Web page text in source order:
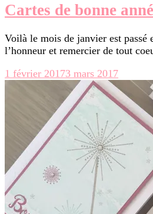
Cartes de bonne
Voilà le mois de janvier est passé
l’honneur et remercier de tout
1 février 20173 mars 2017